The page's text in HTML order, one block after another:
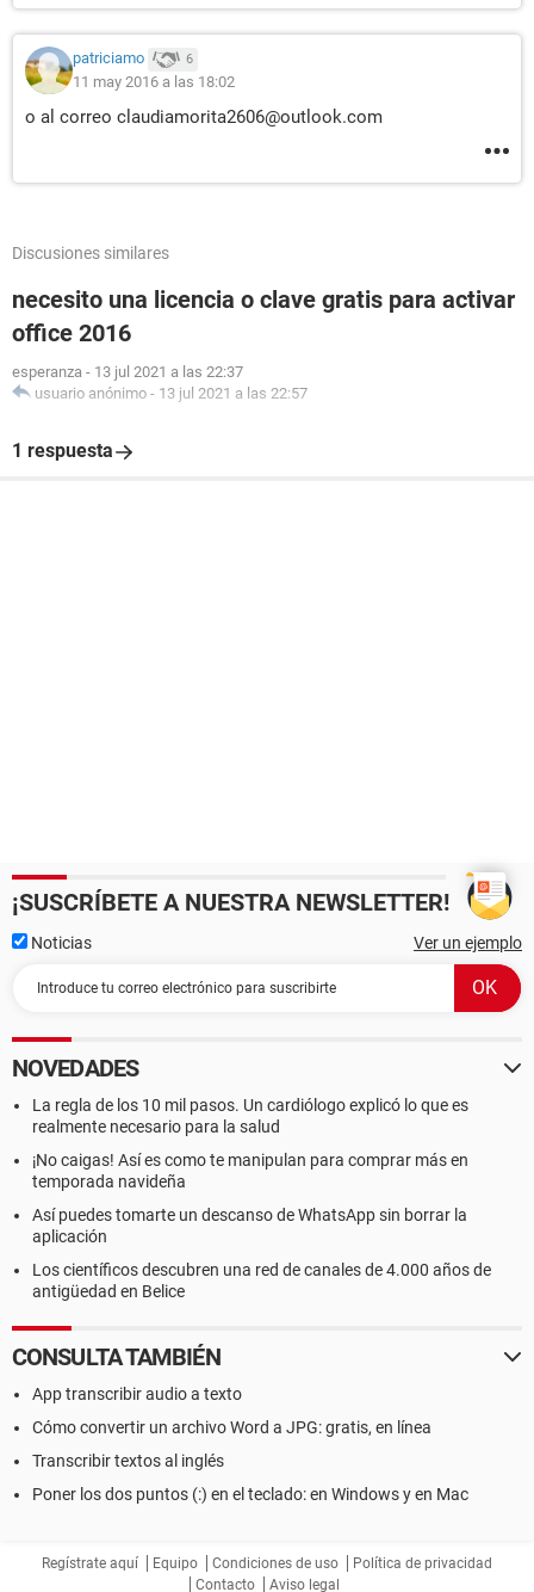
patriciamo 6
11 may 2016 a las 18:02
o al correo claudiamorita2606@outlook.com
Discusiones similares
necesito una licencia o clave gratis para activar
office 2016
esperanza - 13 jul 2021 a las 22:37
usuario anónimo - 13 jul 2021 a las 22:57
1 respuesta
¡SUSCRÍBETE A NUESTRA NEWSLETTER!
Noticias Ver un ejemplo
NOVEDADES
La regla de los 10 mil pasos. Un cardiólogo explicó lo que es
realmente necesario para la salud
¡No caigas! Así es como te manipulan para comprar más en
temporada navideña
Así puedes tomarte un descanso de WhatsApp sin borrar la
aplicación
Los científicos descubren una red de canales de 4.000 años de
antigüedad en Belice
CONSULTA TAMBIÉN
App transcribir audio a texto
Cómo convertir un archivo Word a JPG: gratis, en línea
Transcribir textos al inglés
Poner los dos puntos (:) en el teclado: en Windows y en Mac
Regístrate aquí Equipo Condiciones de uso
Política de privacidad
Contacto
Aviso legal